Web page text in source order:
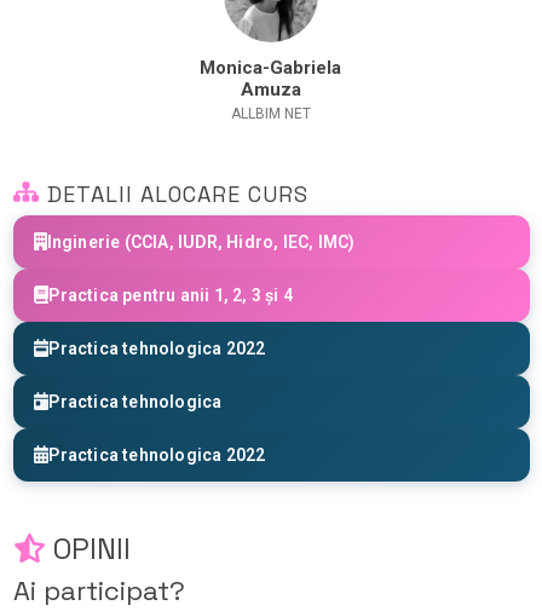
Monica-Gabriela
Amuza
ALLBIM NET
DETALII ALOCARE CURS
Inginerie (CCIA, IUDR, Hidro, IEC, IMC)
Practica pentru anii 1, 2, 3 și 4
Practica tehnologica 2022
Practica tehnologica
Practica tehnologica 2022
OPINII
Ai participat?